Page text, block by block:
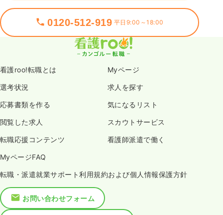
0120-512-919 平日9:00～18:00
看護roo!転職とは Myページ
選考状況 求人を探す
応募書類を作る 気になるリスト
閲覧した求人 スカウトサービス
転職応援コンテンツ 看護師派遣で働く
MyページFAQ
転職・派遣就業サポート利用規約および個人情報保護方針
お問い合わせフォーム